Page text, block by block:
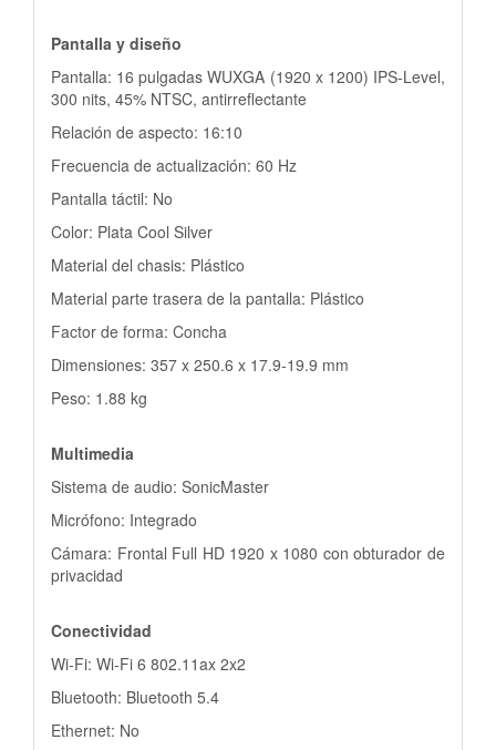
Pantalla y diseño
Pantalla: 16 pulgadas WUXGA (1920 x 1200) IPS-Level,
300 nits, 45% NTSC, antirreflectante
Relación de aspecto: 16:10
Frecuencia de actualización: 60 Hz
Pantalla táctil: No
Color: Plata Cool Silver
Material del chasis: Plástico
Material parte trasera de la pantalla: Plástico
Factor de forma: Concha
Dimensiones: 357 x 250.6 x 17.9-19.9 mm
Peso: 1.88 kg
Multimedia
Sistema de audio: SonicMaster
Micrófono: Integrado
Cámara: Frontal Full HD 1920 x 1080 con obturador de
privacidad
Conectividad
Wi-Fi: Wi-Fi 6 802.11ax 2x2
Bluetooth: Bluetooth 5.4
Ethernet: No